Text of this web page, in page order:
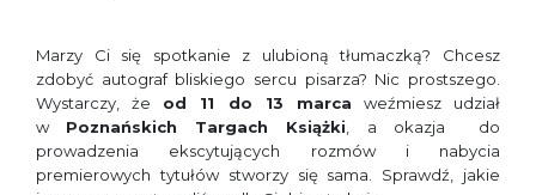
Marzy Ci się spotkanie z ulubioną tłumaczką? Chcesz
zdobyć autograf bliskiego sercu pisarza? Nic prostszego.
Wystarczy, że od 11 do 13 marca weźmiesz udział
w Poznańskich Targach Książki , a okazja do
prowadzenia ekscytujących rozmów i nabycia
premierowych tytułów stworzy się sama. Sprawdź, jakie